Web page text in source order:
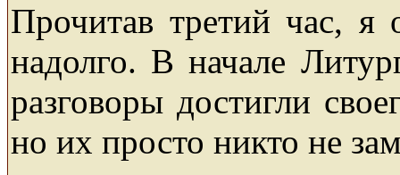
Прочитав третий час, я
надолго. В начале
разговоры достигли
но их просто никто не